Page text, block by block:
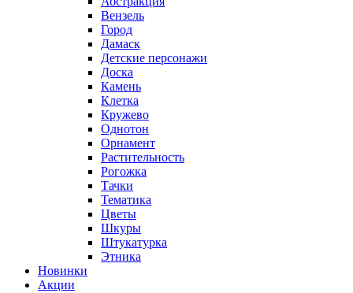
Вензель
Город
Дамаск
Детские персонажи
Доска
Камень
Клетка
Кружево
Однотон
Орнамент
Растительность
Рогожка
Тачки
Тематика
Цветы
Шкуры
Штукатурка
Этника
Новинки
Акции